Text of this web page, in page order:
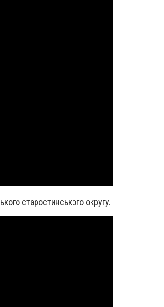
старостинського округу.